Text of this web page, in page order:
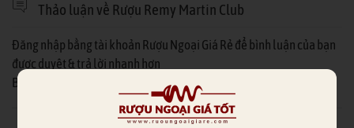
Thảo luận về Rượu Remy Martin Club
Đăng nhập bằng tài khoản Rượu Ngoại Giá Rẻ để bình luận của bạn
được duyệt & trả lời nhanh hơn
Bạn chưa có tài khoản Rượu Ngoại Giá Rẻ?
Hoặc nhập thông tin của bạn